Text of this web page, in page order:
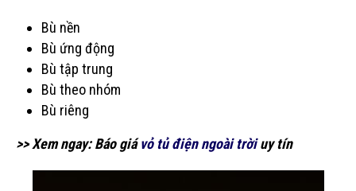
Bù nền
Bù ứng động
Bù tập trung
Bù theo nhóm
Bù riêng
>> Xem ngay: Báo giávỏ tủ điện ngoài trờiuy tín